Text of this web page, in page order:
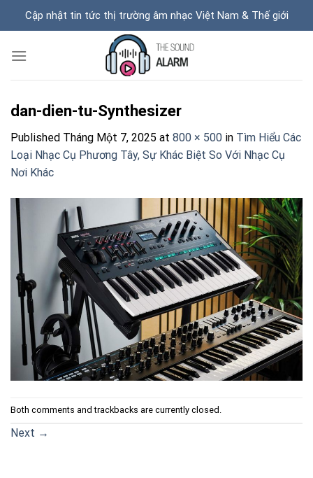
Cập nhật tin tức thị trường âm nhạc Việt Nam & Thế giới
dan-dien-tu-Synthesizer
Published Tháng Một 7, 2025 at 800 × 500 in Tìm Hiểu Các
Loại Nhạc Cụ Phương Tây, Sự Khác Biệt So Với Nhạc Cụ
Nơi Khác
Both comments and trackbacks are currently closed.
Next →